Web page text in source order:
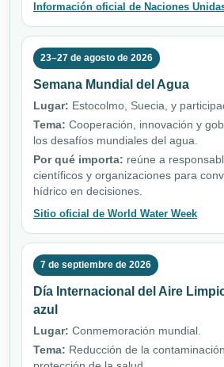
Información oficial de Naciones
23–27 de agosto de 2026
Semana Mundial del Agua
Lugar: Estocolmo, Suecia, y
Tema: Cooperación, innovación y
los desafíos mundiales del agua.
Por qué importa: reúne a
científicos y organizaciones para
hídrico en decisiones.
Sitio oficial de World Water Week
7 de septiembre de 2026
Día Internacional del Aire
azul
Lugar: Conmemoración mundial.
Tema: Reducción de la